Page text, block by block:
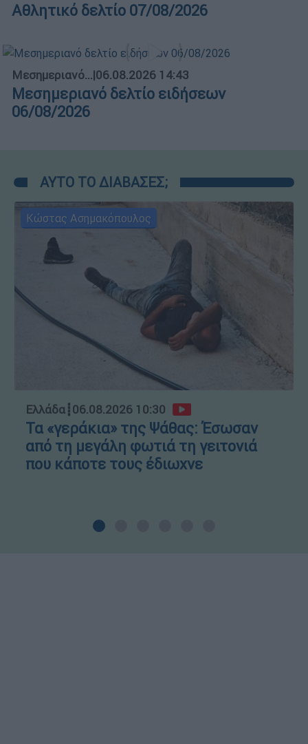
Αθλητικό δελτίο 07/08/2026
Μεσημεριανό...|06.08.2026 14:43
Μεσημεριανό δελτίο ειδήσεων
06/08/2026
ΑΥΤΟ ΤΟ ΔΙΑΒΑΣΕΣ;
Κώστας Ασημακόπουλος
Ελλάδα┋06.08.2026 10:30
Τα «γεράκια» της Ψάθας: Έσωσαν
από τη μεγάλη φωτιά τη γειτονιά
που κάποτε τους έδιωχνε